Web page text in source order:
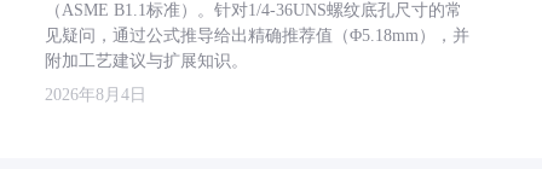
（ASME B1.1标准）。针对1/4-36UNS螺纹底孔尺寸的常
见疑问，通过公式推导给出精确推荐值（Φ5.18mm），并
附加工艺建议与扩展知识。
2026年8月4日